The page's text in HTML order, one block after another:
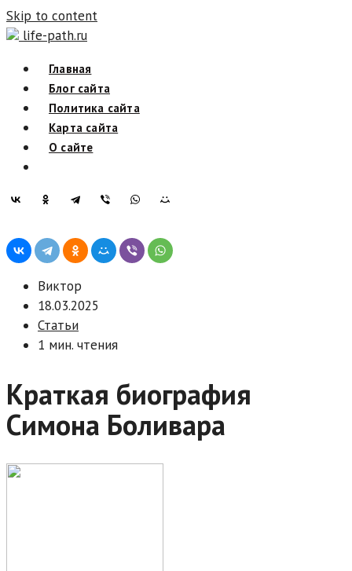
Skip to content
life-path.ru
Главная
Блог сайта
Политика сайта
Карта сайта
О сайте
Виктор
18.03.2025
Статьи
1 мин. чтения
Краткая биография
Симона Боливара